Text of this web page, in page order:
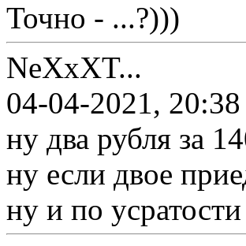
Точно - ...?)))
NeXxXT...
04-04-2021, 20:38
ну два рубля за
ну если двое
ну и по